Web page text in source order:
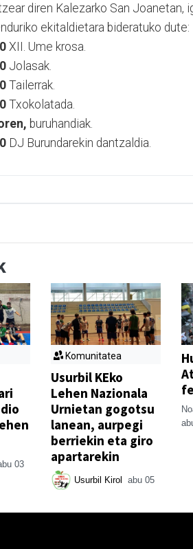
diren Kalezarko San Joanetan,
ekitaldietara bideratuko dute:
XII. Ume krosa.
Jolasak.
Tailerrak.
Txokolatada.
buruhandiak.
DJ Burundarekin dantzaldia.
03
Komunitatea
Usurbil KEko
Lehen Nazionala
Urnietan gogotsu
lanean, aurpegi
berriekin eta giro
apartarekin
Usurbil Kirol abu 05